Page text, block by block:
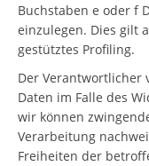
Buchstaben e oder f
einzulegen. Dies gilt
gestütztes Profiling.
Der Verantwortlicher
Daten im Falle des
wir können
Verarbeitung
Freiheiten der